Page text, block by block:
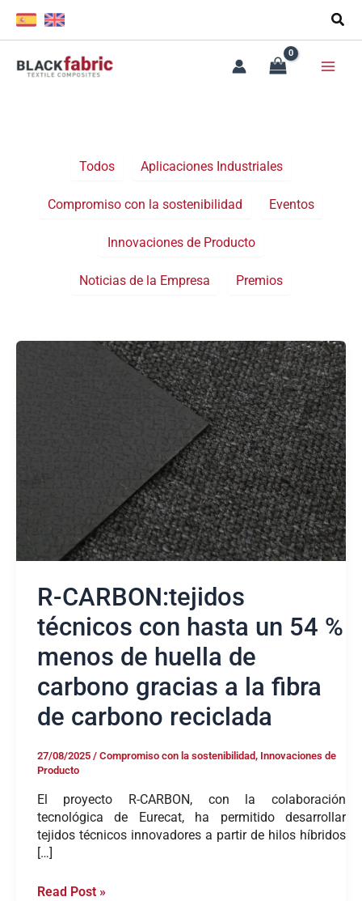
contenido
Filter
posts
by
Todos Aplicaciones Industriales
Compromiso con la sostenibilidad Eventos
Innovaciones de Producto
Noticias de la Empresa Premios
R-CARBON:tejidos
técnicos con hasta un 54 %
menos de huella de
carbono gracias a la fibra
de carbono reciclada
27/08/2025 / Compromiso con la sostenibilidad, Innovaciones de
Producto
El proyecto R-CARBON, con la colaboración
tecnológica de Eurecat, ha permitido desarrollar
tejidos técnicos innovadores a partir de hilos híbridos
[…]
CARBON:tejidos
huella
carbono
a
la
fibra
de
carbono
reciclada
Read Post »